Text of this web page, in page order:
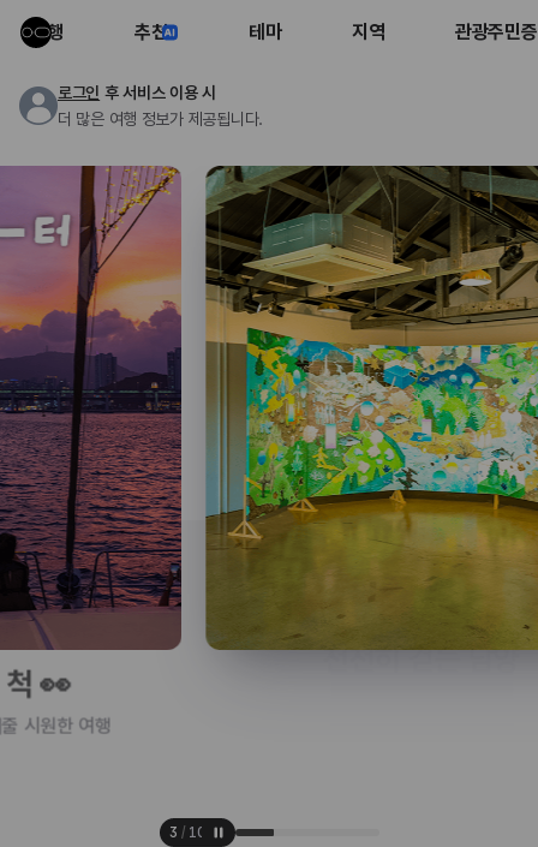
여행 추천 테마 지역 관광주민증
로그인 후 서비스 이용 시
더 많은 여행 정보가 제공됩니다.
3 / 10